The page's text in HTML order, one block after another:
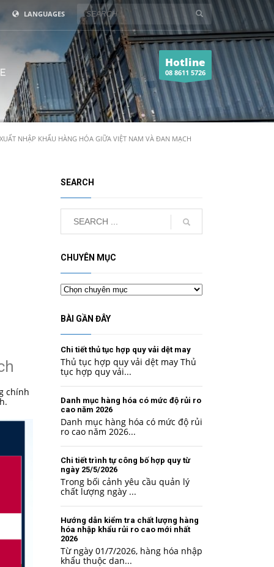
LANGUAGES
Hotline
08 8611 5726
XUẤT NHẬP KHẨU HÀNG HÓA GIỮA VIỆT NAM VÀ ĐAN MẠCH
chính
SEARCH
CHUYÊN MỤC
Chuyên
mục
BÀI GẦN ĐÂY
Chi tiết thủ tục hợp quy vải dệt may
Thủ tục hợp quy vải dệt may Thủ
tục hợp quy vải...
Danh mục hàng hóa có mức độ rủi ro
cao năm 2026
Danh mục hàng hóa có mức độ rủi
ro cao năm 2026...
Chi tiết trình tự công bố hợp quy từ
ngày 25/5/2026
Trong bối cảnh yêu cầu quản lý
chất lượng ngày ...
Hướng dẫn kiểm tra chất lượng hàng
hóa nhập khẩu rủi ro cao mới nhất
2026
Từ ngày 01/7/2026, hàng hóa nhập
khẩu thuộc dan...